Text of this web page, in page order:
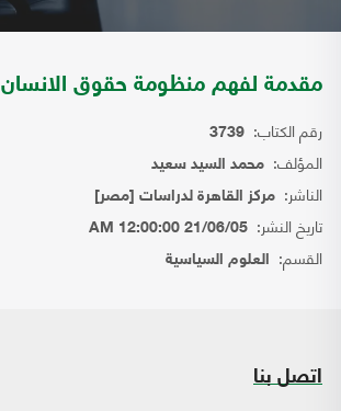
مقدمة لفهم منظومة حقوق الانسان
رقم الكتاب: 3739
المؤلف: محمد السيد سعيد
الناشر: مركز القاهرة لدراسات [مصر]
تاريخ النشر: 21/06/05 12:00:00 AM
القسم: العلوم السياسية
اتصل بنا